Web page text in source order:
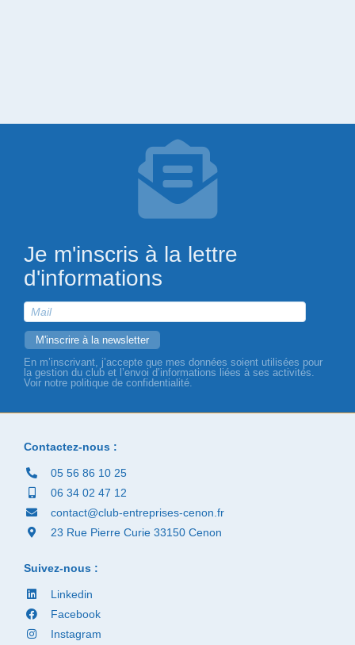
Je m'inscris à la lettre
d'informations
En m’inscrivant, j’accepte que mes données soient utilisées pour
la gestion du club et l’envoi d’informations liées à ses activités.
Voir notre politique de confidentialité.
Contactez-nous :
05 56 86 10 25
06 34 02 47 12
contact@club-entreprises-cenon.fr
23 Rue Pierre Curie 33150 Cenon
Suivez-nous :
Linkedin
Facebook
Instagram